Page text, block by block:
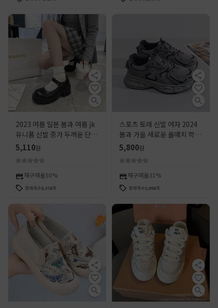
2023 여름 일본 봄과 여름 jk
유니폼 신발 증가 두꺼운 단독
학생 메리 제인 하이힐 레트로
싱글 신발 영어
5,110원
재구매율50%
판매개수3,376개
스포츠 토레 신발 여자 2024
봄과 가을 새로운 올매치 학생
두꺼운 밑창 증가 캐주얼 통기
성 러닝화
5,800원
재구매율31%
판매개수2,088개